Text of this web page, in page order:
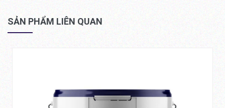
SẢN PHẨM LIÊN QUAN